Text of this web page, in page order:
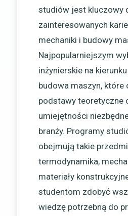
studiów jest kluczowy
zainteresowanych
mechaniki i budowy
Najpopularniejszym
inżynierskie na
budowa maszyn,
podstawy teoretyczne
umiejętności
branży. Programy
obejmują takie
termodynamika,
materiały
studentom zdobyć
wiedzę potrzebną do